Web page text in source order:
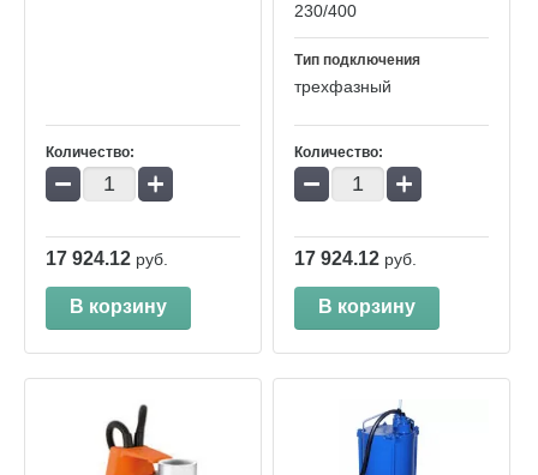
Количество:
− +
17 924.12 руб.
В корзину
230/400
Тип подключения
трехфазный
Количество:
− +
17 924.12 руб.
В корзину